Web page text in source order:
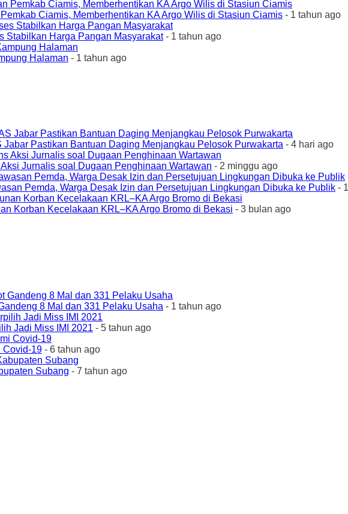
Ciamis, Memberhentikan KA Argo Wilis di Stasiun Ciamis - 1 tahun ago
Stabilkan Harga Pangan Masyarakat- 1 tahun ago
Halaman - 1 tahun ago
Pastikan Bantuan Daging Menjangkau Pelosok Purwakarta - 4 hari ago
Jurnalis soal Dugaan Penghinaan Wartawan - 2 minggu ago
Pemda, Warga Desak Izin dan Persetujuan Lingkungan Dibuka ke Publik -
Korban Kecelakaan KRL–KA Argo Bromo di Bekasi - 3 bulan ago
8 Mal dan 331 Pelaku Usaha - 1 tahun ago
Jadi Miss IMI 2021 - 5 tahun ago
Covid-19 - 6 tahun ago
Subang - 7 tahun ago